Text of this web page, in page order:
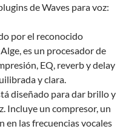
de Waves para voz:
por el reconocido
es un procesador de
EQ, reverb y delay
y clara.
diseñado para dar brillo y
Incluye un compresor, un
en las frecuencias vocales